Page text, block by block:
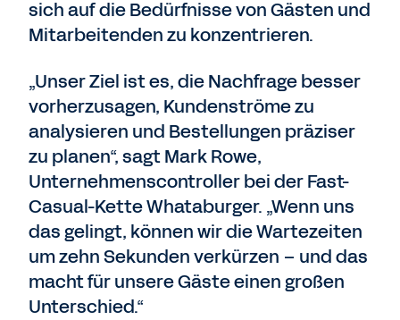
sich auf die Bedürfnisse von Gästen und
Mitarbeitenden zu konzentrieren.
„Unser Ziel ist es, die Nachfrage besser
vorherzusagen, Kundenströme zu
analysieren und Bestellungen präziser
zu planen“, sagt Mark Rowe,
Unternehmenscontroller bei der Fast-
Casual-Kette Whataburger. „Wenn uns
das gelingt, können wir die Wartezeiten
um zehn Sekunden verkürzen – und das
macht für unsere Gäste einen großen
Unterschied.“